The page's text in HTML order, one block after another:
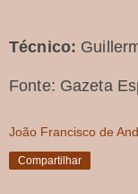
Técnico:
Fonte: Gazeta
João Francisco de
Compartilhar